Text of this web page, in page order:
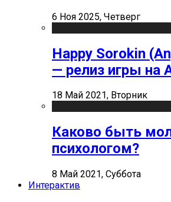
6 Ноя 2025, Четверг
Happy Sorokin
— релиз игры на
18 Май 2021, Вторник
Каково быть
психологом?
8 Май 2021, Суббота
Интерактив